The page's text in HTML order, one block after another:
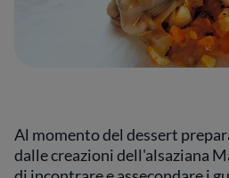
Al momento del dessert
dalle creazioni dell'alsaziana